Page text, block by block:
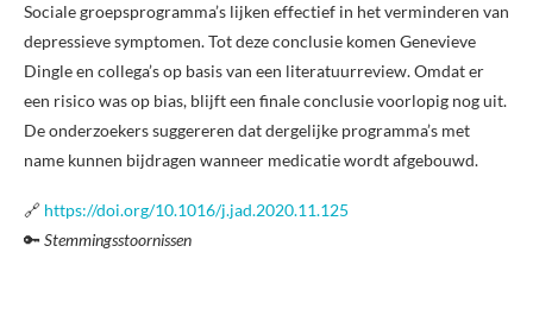
Sociale groepsprogramma’s lijken effectief in het verminderen van
depressieve symptomen. Tot deze conclusie komen Genevieve
Dingle en collega’s op basis van een literatuurreview. Omdat er
een risico was op bias, blijft een finale conclusie voorlopig nog uit.
De onderzoekers suggereren dat dergelijke programma’s met
name kunnen bijdragen wanneer medicatie wordt afgebouwd.
🔗 https://doi.org/10.1016/j.jad.2020.11.125
🔑Stemmingsstoornissen